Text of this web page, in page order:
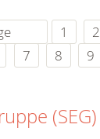
1 2
7 8 9
(SEG)